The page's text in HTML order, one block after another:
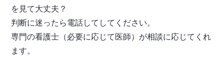
を見て大丈夫？
判断に迷ったら電話してしてください。
専門の看護士（必要に応じて医師）が相談に応じてくれ
ます。